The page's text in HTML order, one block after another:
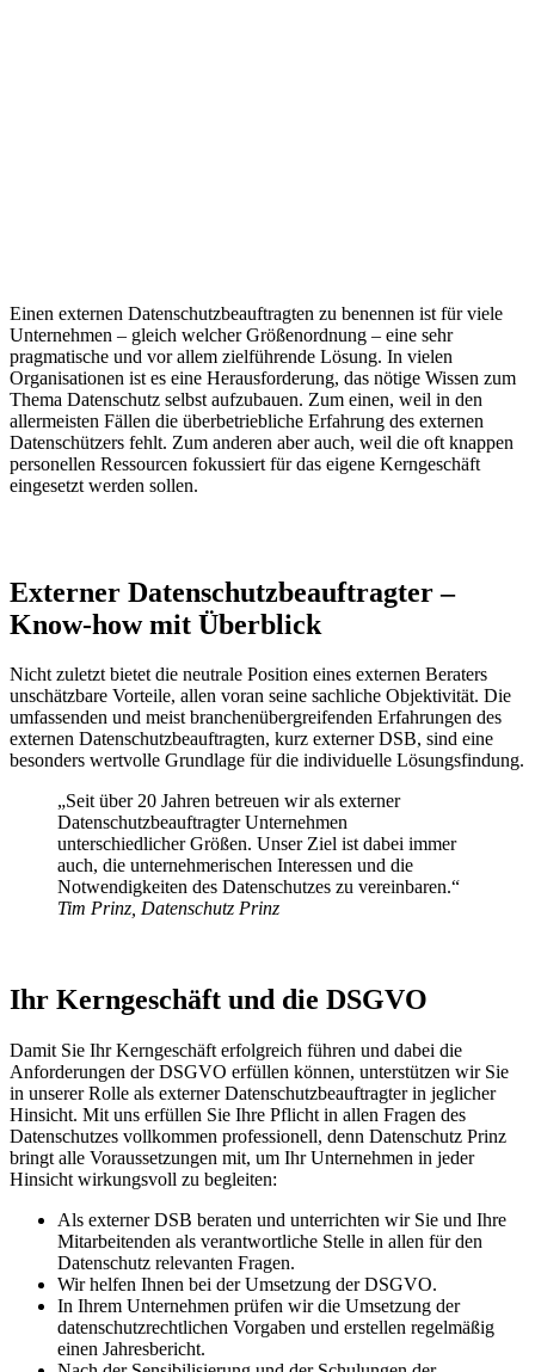
Einen externen Datenschutzbeauftragten zu benennen ist für viele
Unternehmen – gleich welcher Größenordnung – eine sehr
pragmatische und vor allem zielführende Lösung. In vielen
Organisationen ist es eine Herausforderung, das nötige Wissen zum
Thema Datenschutz selbst aufzubauen. Zum einen, weil in den
allermeisten Fällen die überbetriebliche Erfahrung des externen
Datenschützers fehlt. Zum anderen aber auch, weil die oft knappen
personellen Ressourcen fokussiert für das eigene Kerngeschäft
eingesetzt werden sollen.
Externer Datenschutzbeauftragter –
Know-how mit Überblick
Nicht zuletzt bietet die neutrale Position eines externen Beraters
unschätzbare Vorteile, allen voran seine sachliche Objektivität. Die
umfassenden und meist branchenübergreifenden Erfahrungen des
externen Datenschutzbeauftragten, kurz externer DSB, sind eine
besonders wertvolle Grundlage für die individuelle Lösungsfindung.
„Seit über 20 Jahren betreuen wir als externer
Datenschutzbeauftragter Unternehmen
unterschiedlicher Größen. Unser Ziel ist dabei immer
auch, die unternehmerischen Interessen und die
Notwendigkeiten des Datenschutzes zu vereinbaren.“
Tim Prinz, Datenschutz Prinz
Ihr Kerngeschäft und die DSGVO
Damit Sie Ihr Kerngeschäft erfolgreich führen und dabei die
Anforderungen der DSGVO erfüllen können, unterstützen wir Sie
in unserer Rolle als externer Datenschutzbeauftragter in jeglicher
Hinsicht. Mit uns erfüllen Sie Ihre Pflicht in allen Fragen des
Datenschutzes vollkommen professionell, denn Datenschutz Prinz
bringt alle Voraussetzungen mit, um Ihr Unternehmen in jeder
Hinsicht wirkungsvoll zu begleiten:
Als externer DSB beraten und unterrichten wir Sie und Ihre
Mitarbeitenden als verantwortliche Stelle in allen für den
Datenschutz relevanten Fragen.
Wir helfen Ihnen bei der Umsetzung der DSGVO.
In Ihrem Unternehmen prüfen wir die Umsetzung der
datenschutzrechtlichen Vorgaben und erstellen regelmäßig
einen Jahresbericht.